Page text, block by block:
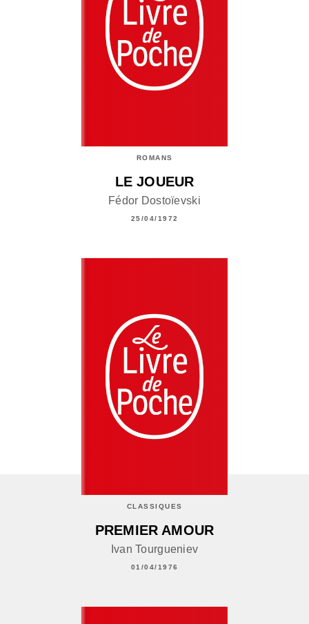
ROMANS
LE JOUEUR
Fédor Dostoïevski
25/04/1972
CLASSIQUES
PREMIER AMOUR
Ivan Tourgueniev
01/04/1976